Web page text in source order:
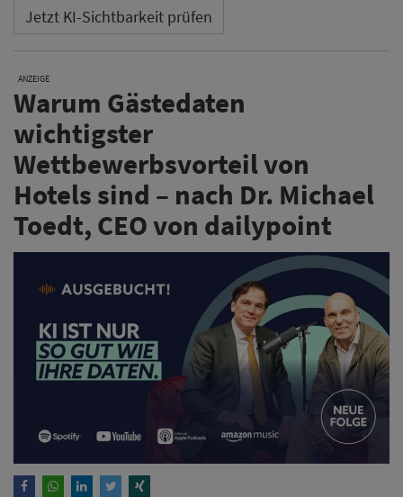
Jetzt KI-Sichtbarkeit prüfen
ANZEIGE
Warum Gästedaten
wichtigster
Wettbewerbsvorteil von
Hotels sind – nach Dr. Michael
Toedt, CEO von dailypoint